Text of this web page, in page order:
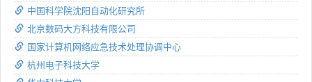
中国科学院沈阳自动化研究所
北京数码大方科技有限公司
国家计算机网络应急技术处理协调中心
杭州电子科技大学